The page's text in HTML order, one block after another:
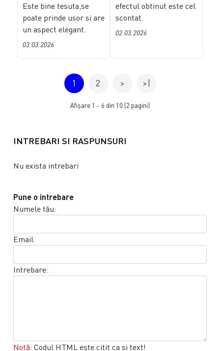
Este bine tesuta,se
poate prinde usor si are
un aspect elegant.
03.03.2026
efectul obtinut este cel
scontat.
02.03.2026
1 2 > >|
Afişare 1 - 6 din 10 (2 pagini)
INTREBARI SI RASPUNSURI
Nu exista intrebari
Pune o intrebare
Numele tău:
Email
Intrebare:
Notă: Codul HTML este citit ca şi text!